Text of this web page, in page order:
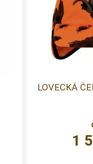
LOVECKÁ
1